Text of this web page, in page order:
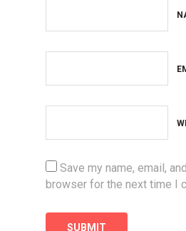
Save my name, email,
browser for the next time I